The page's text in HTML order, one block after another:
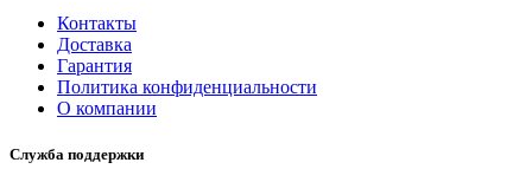
Контакты
Доставка
Гарантия
Политика конфиденциальности
О компании
Служба поддержки